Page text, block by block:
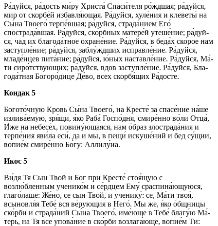
Ра́­дуй­ся, ра́­дость ми́­ру Хри­ста́ Спа­си́­те­ля ро́жд­шая; ра́­дуй­ся,
мир от скор­бе́й из­бав­ля́ю­щая. Ра́­дуй­ся, хуле́ния и клеветы́ на
Сы́­на Тво­его́ терпе́вшая; ра́­дуй­ся, страда́нием Его́
спострада́вшая. Ра́­дуй­ся, ско́рб­ных матере́й уте­ше́­ние; ра́­дуй­
ся, чад их благода́тное охране́ние. Ра́­дуй­ся, в бе­да́х ско́­рое нам
за­ступ­ле́­ние; ра́­дуй­ся, за­блу́жд­ших ис­прав­ле́­ние. Ра́­дуй­ся,
младе́нцев пита́ние; ра́­дуй­ся, ю́ных наставле́ние. Ра́­дуй­ся, Ма́­
ти сиро́тствующих; ра́­дуй­ся, вдов за­ступ­ле́­ние. Ра́­дуй­ся, Бла­
го­да́т­ная Бо­го­ро́­ди­це Де́­во, всех скор­бя́­щих Ра́­дос­те.
Кондак 5
Богото́чную Кровь Сы́­на Тво­его́, на Кре­сте́ за спа­се́­ние на́­ше
излива́емую, зря́щи, я́ко Раба́ Гос­по́д­ня, смире́нно во́ли От­ца́,
И́же на небесе́х, повину́ющаяся, нам о́б­раз злострада́ния и
терпе́ния яви́ла еси́, да и мы, в пещи́ ис­ку­ше́­ний и бед су́щии,
во­пи­е́м смире́нно Бо́­гу: Алли­лу́иа.
Икос 5
Ви́­дя Тя Сын Твой и Бог при Кре­сте́ стоя́щую с
возлю́бленным ученико́м и се́рд­цем Ему́ сраспина́ющуюся,
гла­го́­ла­ше: Же́но, се сын Твой, и ученику́: се, Ма́­ти твоя́,
всыновля́я Те­бе́ вся ве́­рую­щия в Не­го́. Мы же, я́ко о́бщницы
ско́р­би и страда́ний Сы́­на Тво­его́, име́юще в Те­бе́ благу́ю Ма́­
терь, на Тя все упо­ва́­ние в ско́р­би воз­ла­га́ю­ще, во­пи­е́м Ти: